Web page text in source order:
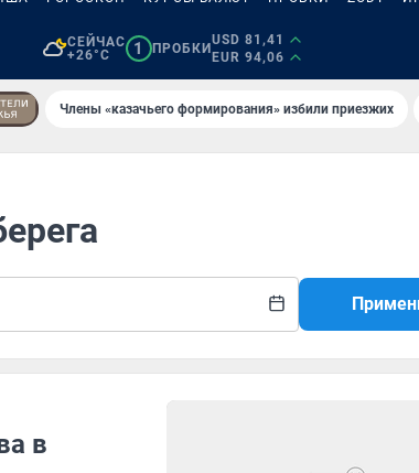
СЕЙЧАС
+26°C
1 ПРОБКИ
USD 81,41
EUR 94,06
Члены «казачьего формирования» избили приезжих
в